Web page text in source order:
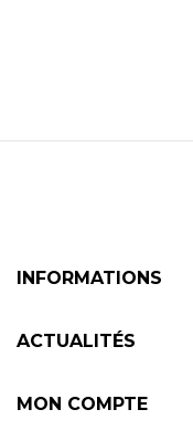
INFORMATIONS
ACTUALITÉS
MON COMPTE